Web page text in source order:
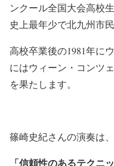
ンクール全国大会高校
史上最年少で北九州市
高校卒業後の1981年に
にはウィーン・コンツ
を果たします。
篠崎史紀さんの演奏は、
「信頼性のあるテクニ